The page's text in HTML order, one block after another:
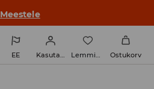
Meestele
EE Kasutaja Lemmikud Ostukorv